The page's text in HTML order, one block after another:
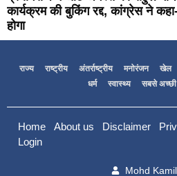
कार्यक्रम की बुकिंग रद्द, कांग्रेस ने
होगा
राज्य राष्ट्रीय अंतर्राष्ट्रीय मनोरंजन खेल
धर्म
स्वास्थ्य सबसे
Home About us Disclaimer
Login
Mohd